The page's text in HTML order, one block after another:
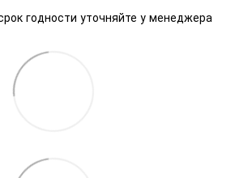
годности уточняйте у менеджера